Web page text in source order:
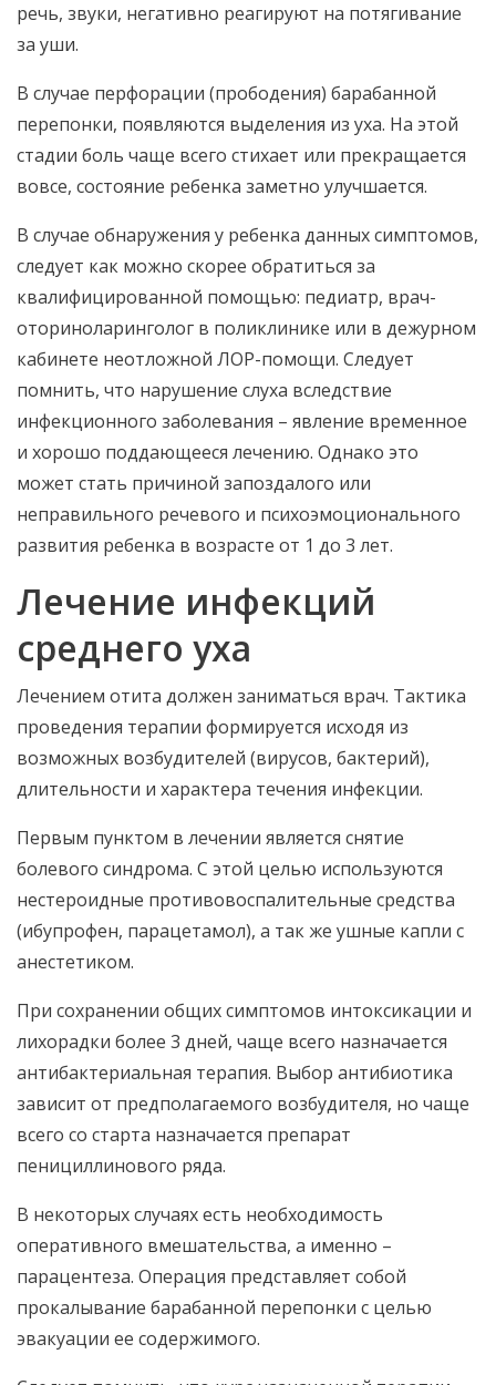
речь, звуки, негативно реагируют на потягивание
за уши.
В случае перфорации (прободения) барабанной
перепонки, появляются выделения из уха. На этой
стадии боль чаще всего стихает или прекращается
вовсе, состояние ребенка заметно улучшается.
В случае обнаружения у ребенка данных симптомов,
следует как можно скорее обратиться за
квалифицированной помощью: педиатр, врач-
оториноларинголог в поликлинике или в дежурном
кабинете неотложной ЛОР-помощи. Следует
помнить, что нарушение слуха вследствие
инфекционного заболевания – явление временное
и хорошо поддающееся лечению. Однако это
может стать причиной запоздалого или
неправильного речевого и психоэмоционального
развития ребенка в возрасте от 1 до 3 лет.
Лечение инфекций
среднего уха
Лечением отита должен заниматься врач. Тактика
проведения терапии формируется исходя из
возможных возбудителей (вирусов, бактерий),
длительности и характера течения инфекции.
Первым пунктом в лечении является снятие
болевого синдрома. С этой целью используются
нестероидные противовоспалительные средства
(ибупрофен, парацетамол), а так же ушные капли с
анестетиком.
При сохранении общих симптомов интоксикации и
лихорадки более 3 дней, чаще всего назначается
антибактериальная терапия. Выбор антибиотика
зависит от предполагаемого возбудителя, но чаще
всего со старта назначается препарат
пенициллинового ряда.
В некоторых случаях есть необходимость
оперативного вмешательства, а именно –
парацентеза. Операция представляет собой
прокалывание барабанной перепонки с целью
эвакуации ее содержимого.